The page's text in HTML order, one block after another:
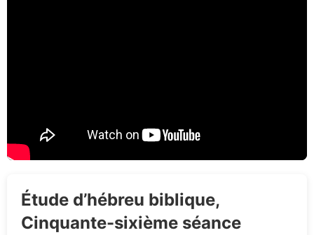
Étude d’hébreu biblique,
Cinquante-sixième séance